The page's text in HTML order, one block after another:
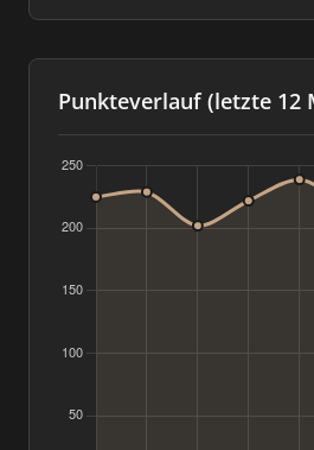
Punkteverlauf (letzte 12